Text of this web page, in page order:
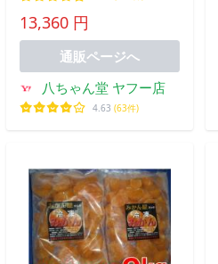
料 あまおう むかん 巨峰
不知火 計4種 お中元
13,360 円
通販ページへ
八ちゃん堂 ヤフー店
4.63 (63件)